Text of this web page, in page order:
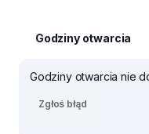
Godziny otwarcia
Godziny otwarcia nie
Zgłoś błąd